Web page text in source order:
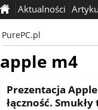
Aktualności
PurePC.pl
apple m4
Prezentacja
łączność. Smukły